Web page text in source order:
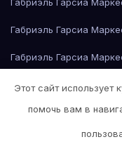
Габриэль Гарсиа
Габриэль Гарсиа
Габриэль Гарсиа
Габриэль Гарсиа
Габриэль Гарсиа
Габриэль Гарсиа
Этот сайт использует
помочь вам в